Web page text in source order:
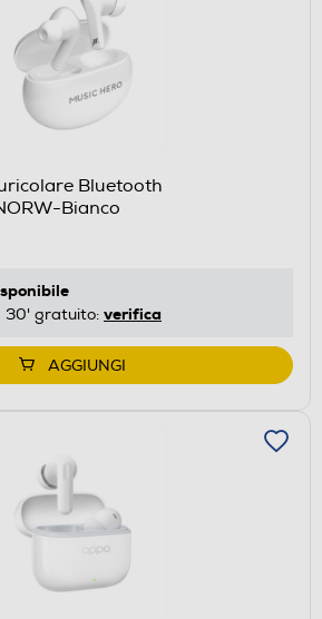
Bluetooth
Bianco
30' gratuito: verifica
AGGIUNGI